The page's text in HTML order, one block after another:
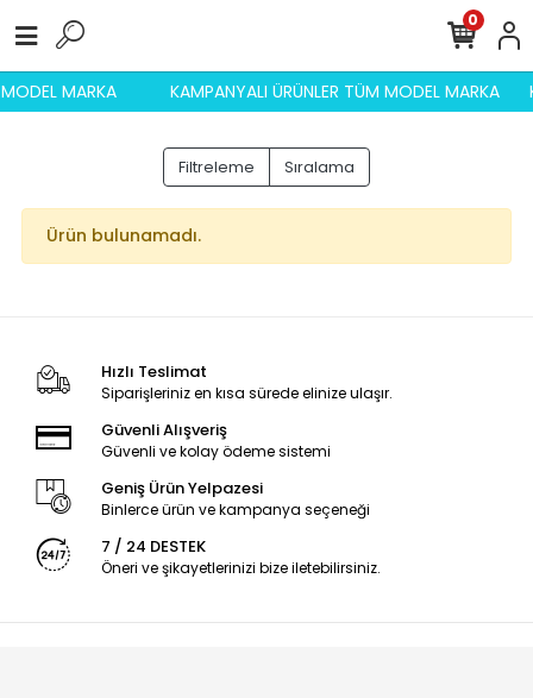
MARKA KAMPANYALI ÜRÜNLER TÜM MODEL MARKA
0
Filtreleme Sıralama
Ürün bulunamadı.
Hızlı Teslimat
Siparişleriniz en kısa sürede elinize ulaşır.
Güvenli Alışveriş
Güvenli ve kolay ödeme sistemi
Geniş Ürün Yelpazesi
Binlerce ürün ve kampanya seçeneği
7 / 24 DESTEK
Öneri ve şikayetlerinizi bize iletebilirsiniz.